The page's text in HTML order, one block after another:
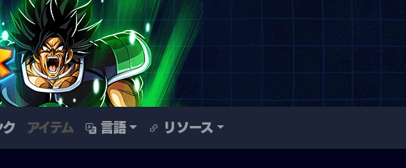
ク アイテム 言語 リソース